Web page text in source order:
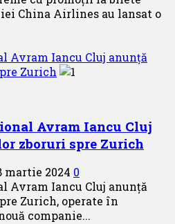
China Airlines au lansat o
Avram Iancu Cluj anunță
Zurich
Avram Iancu Cluj
zboruri spre Zurich
martie 2024 0
Avram Iancu Cluj anunță
Zurich, operate în
companie...